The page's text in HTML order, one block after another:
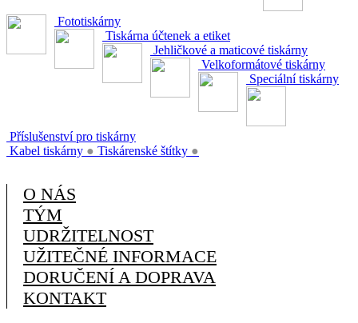
Fototiskárny
Tiskárna účtenek a etiket
Jehličkové a maticové tiskárny
Velkoformátové tiskárny
Speciální tiskárny
Příslušenství pro tiskárny
Kabel tiskárny ● Tiskárenské štítky ●
O NÁS
TÝM
UDRŽITELNOST
UŽITEČNÉ INFORMACE
DORUČENÍ A DOPRAVA
KONTAKT